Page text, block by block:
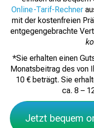
Online-Tarif-Rechner
mit der kostenfreien
entgegengebrachte
*Sie erhalten einen
Monatsbeitrag des von
10 € beträgt. Sie
ca. 8 –
Jetzt bequem